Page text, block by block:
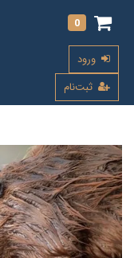
0
ورود
ثبت‌نام